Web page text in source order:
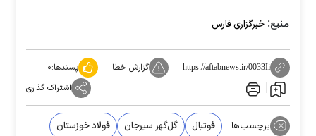
منبع: خبرگزاری فارس
https://aftabnews.ir/0033Ii گزارش خطا پسندها:۰
اشتراک گذاری
برچسب‌ها: فوتبال گل‌گهر سیرجان فولاد خوزستان